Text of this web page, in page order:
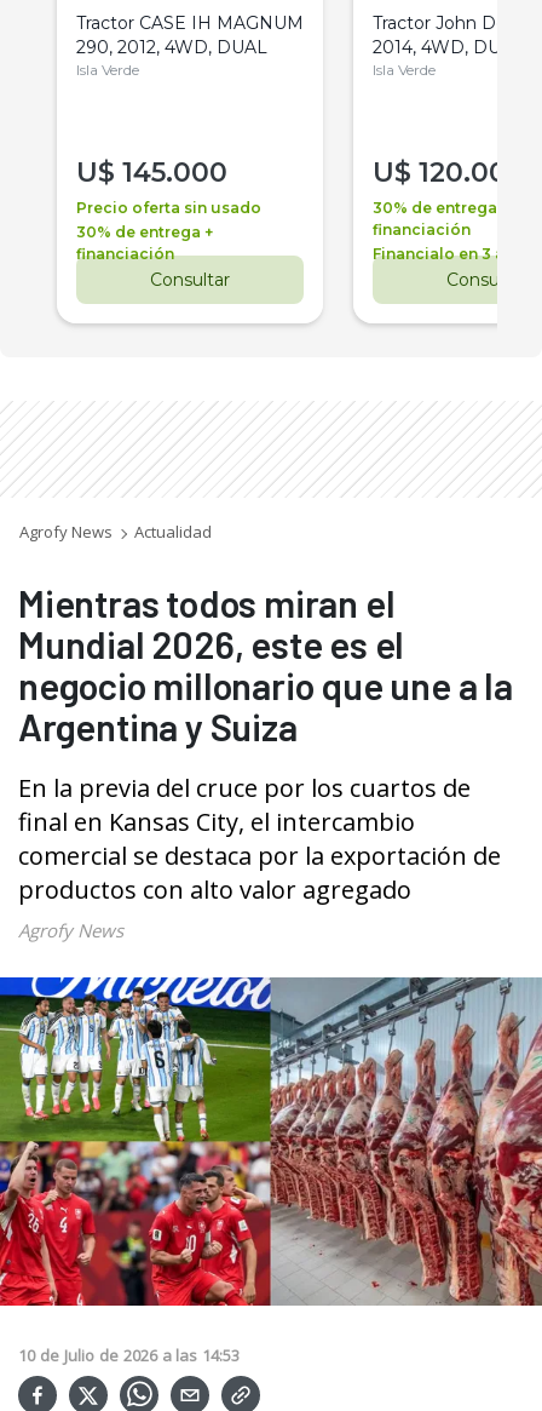
Tractor CASE IH MAGNUM
290, 2012, 4WD, DUAL
Isla Verde
U$ 145.000
Precio oferta sin usado
30% de entrega +
financiación
Consultar
Tractor John Deere
2014, 4WD, DUAL
Isla Verde
U$ 120.000
30% de entrega +
financiación
Financialo en 3 años
Consultar
Agrofy News Actualidad
Mientras todos miran el
Mundial 2026, este es el
negocio millonario que une a la
Argentina y Suiza
En la previa del cruce por los cuartos de
final en Kansas City, el intercambio
comercial se destaca por la exportación de
productos con alto valor agregado
Agrofy News
10 de Julio de 2026 a las 14:53